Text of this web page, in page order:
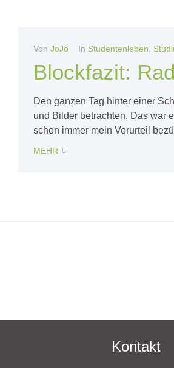
Von JoJo In Studentenleben
Blockfazit:
Den ganzen Tag hinter einer
und Bilder betrachten. Das war
schon immer mein Vorurteil
MEHR
Kontakt